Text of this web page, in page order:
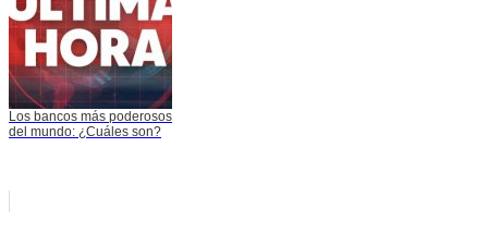
Los bancos más poderosos
del mundo: ¿Cuáles son?